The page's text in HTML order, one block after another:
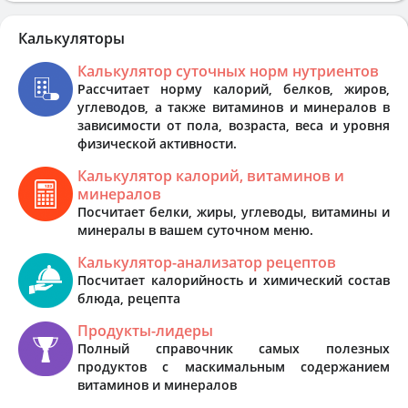
Калькуляторы
Калькулятор суточных норм нутриентов
Рассчитает норму калорий, белков, жиров,
углеводов, а также витаминов и минералов в
зависимости от пола, возраста, веса и уровня
физической активности.
Калькулятор калорий, витаминов и
минералов
Посчитает белки, жиры, углеводы, витамины и
минералы в вашем суточном меню.
Калькулятор-анализатор рецептов
Посчитает калорийность и химический состав
блюда, рецепта
Продукты-лидеры
Полный справочник самых полезных
продуктов с маскимальным содержанием
витаминов и минералов